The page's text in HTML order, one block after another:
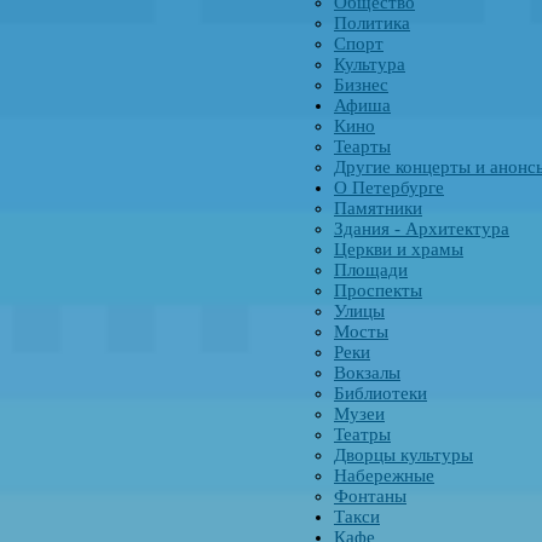
Политика
Спорт
Культура
Бизнес
Афиша
Кино
Теарты
Другие концерты и
О Петербурге
Памятники
Здания - Архитектура
Церкви и храмы
Площади
Проспекты
Улицы
Мосты
Реки
Вокзалы
Библиотеки
Музеи
Театры
Дворцы культуры
Набережные
Фонтаны
Такси
Кафе